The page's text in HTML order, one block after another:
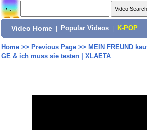
Video Home Popular Videos K-POP
Home>> Previous Page>> MEIN FREUND
GE & ich muss sie testen | XLAETA